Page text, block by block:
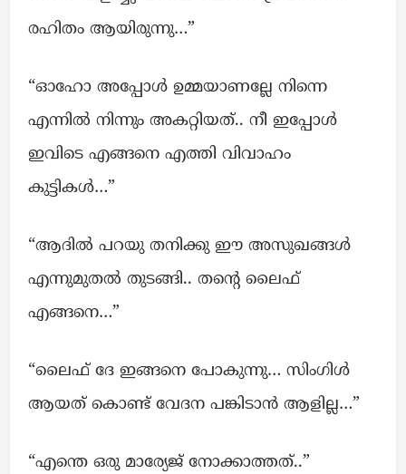
രഹിതം ആയിരുന്നു…”
“ഓഹോ അപ്പോൾ ഉമ്മയാണല്ലേ നിന്നെ
എന്നിൽ നിന്നും അകറ്റിയത്.. നീ ഇപ്പോൾ
ഇവിടെ എങ്ങനെ എത്തി വിവാഹം
കുട്ടികൾ…”
“ആദിൽ പറയു തനിക്കു ഈ അസുഖങ്ങൾ
എന്നുമുതൽ തുടങ്ങി.. തന്റെ ലൈഫ്
എങ്ങനെ…”
“ലൈഫ് ദേ ഇങ്ങനെ പോകുന്നു… സിംഗിൾ
ആയത് കൊണ്ട് വേദന പങ്കിടാൻ ആളില്ല…”
“എന്തെ ഒരു മാര്യേജ് നോക്കാത്തത്..”